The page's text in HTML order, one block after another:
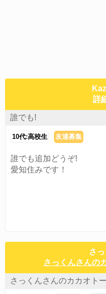
詳
誰でも!
10代:高校生 友達募集
誰でも追加どうぞ!
愛知住みです！
さ
さっくんさんの
さっくんさんのカカオト